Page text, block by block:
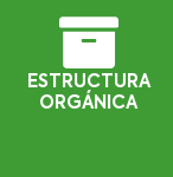
ESTRUCTURA
ORGÁNICA